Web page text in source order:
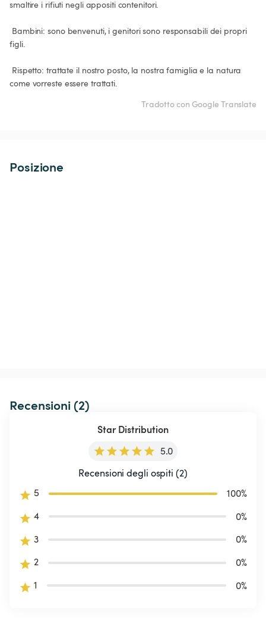
smaltire i rifiuti negli appositi contenitori.
figli.
come vorreste essere trattati.
Tradotto con Google Translate
Posizione
Recensioni (2)
Star Distribution
5.0
Recensioni degli ospiti (2)
5
100%
4
0%
3
0%
2
0%
1
0%